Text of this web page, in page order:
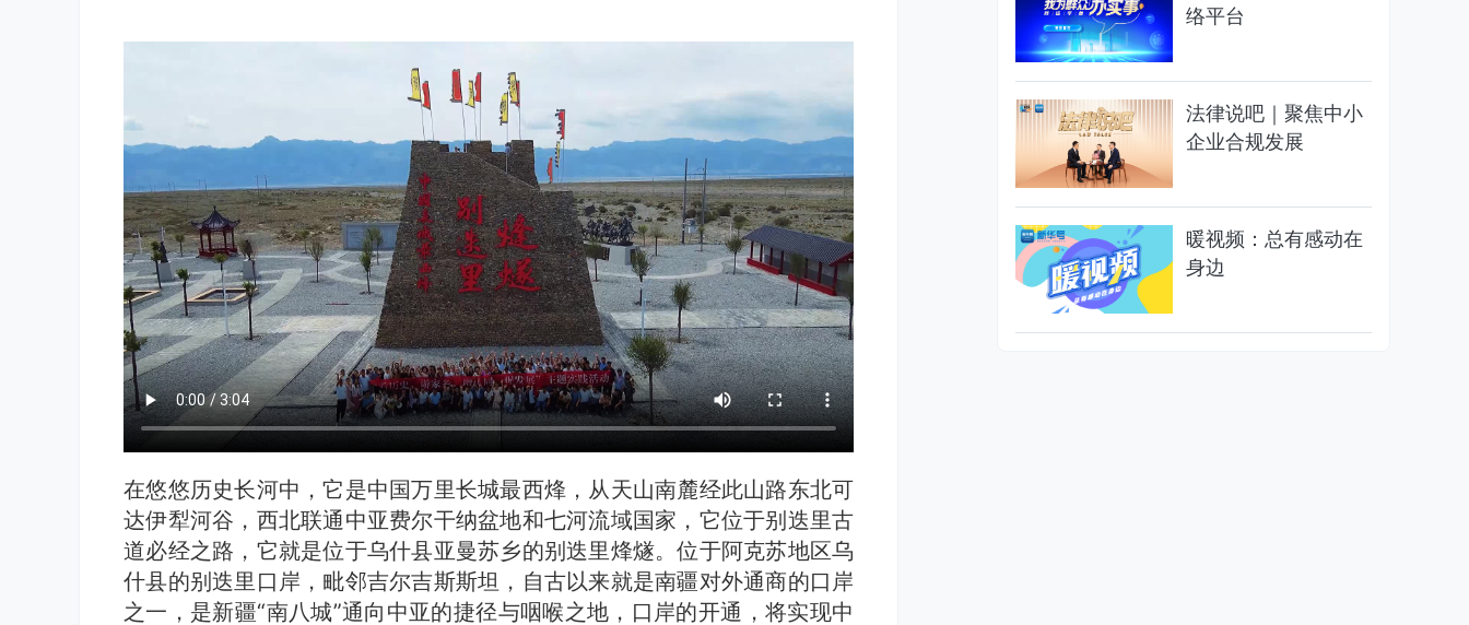
在悠悠历史长河中，它是中国万里长城最西烽，从天山南麓经此山路东北可
达伊犁河谷，西北联通中亚费尔干纳盆地和七河流域国家，它位于别迭里古
道必经之路，它就是位于乌什县亚曼苏乡的别迭里烽燧。位于阿克苏地区乌
什县的别迭里口岸，毗邻吉尔吉斯斯坦，自古以来就是南疆对外通商的口岸
之一，是新疆“南八城”通向中亚的捷径与咽喉之地，口岸的开通，将实现中
络平台
法律说吧｜聚焦中小
企业合规发展
暖视频：总有感动在
身边